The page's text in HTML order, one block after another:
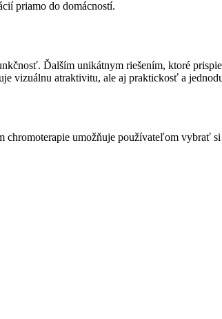
priamo do domácností.
Ďalším unikátnym riešením, ktoré
vizuálnu atraktivitu, ale aj praktickosť a
chromoterapie umožňuje používateľom vybrať